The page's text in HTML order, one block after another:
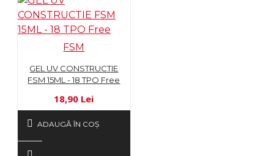
FSM
GEL UV CONSTRUCTIE
FSM 15ML - 18 TPO Free
18,90 Lei
ADAUGĂ ÎN COŞ